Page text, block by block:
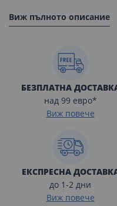
Виж пълното описание
БЕЗПЛАТНА
над 99 евро*
Виж повече
ЕКСПРЕСНА
до 1-2 дни
Виж повече